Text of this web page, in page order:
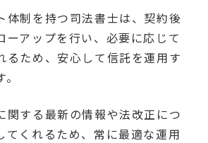
体制を持つ司法書士は、契約後
ーアップを行い、必要に応じて
るため、安心して信託を運用す
関する最新の情報や法改正につ
てくれるため、常に最適な運用